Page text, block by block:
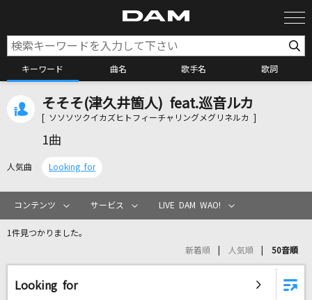
キーワード 曲名 歌手名 歌詞
カラオケ検索
カラオケリクエスト
リアルタイムで歌われている曲の一覧
そそそ(津久井箇人) feat.巡音ルカ
[ ソソソツクイカズヒトフィーチャリングメグリネルカ ]
1曲
人気曲 Looking for
コンテンツ サービス LIVE DAM WAO!
1件見つかりました。
新着順 人気順 50音順
Looking for